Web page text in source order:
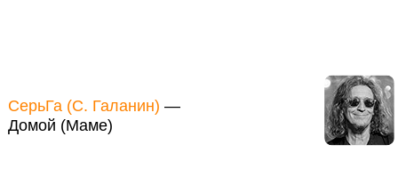
СерьГа (С. Галанин) —
Домой (Маме)